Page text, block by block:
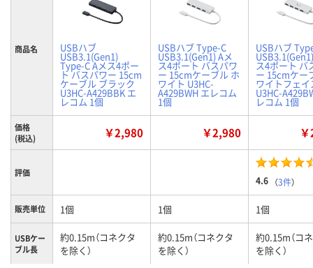
商品名 USBハブ
USB3.1(Gen1)
Type-C Aメス4ポー
ト バスパワー 15cm
ケーブル ブラック
U3HC-A429BBK エ
レコム 1個
USBハブ Type-C
USB3.1(Gen1) Aメ
ス4ポート バスパワ
ー 15cmケーブル ホ
ワイト U3HC-
A429BWH エレコム
1個
USBハブ
ス4ポート バ
ー 15cmケー
ワイトフェイ
U3HC-
レコム 1個
価格
(税込)
￥2,980 ￥2,980
評価
4.6 （3件）
販売単位 1個 1個 1個
USBケー
ブル長
約0.15m（コネクタ
を除く）
約0.15m（コネクタ
を除く）
約0.15m（コ
を除く）